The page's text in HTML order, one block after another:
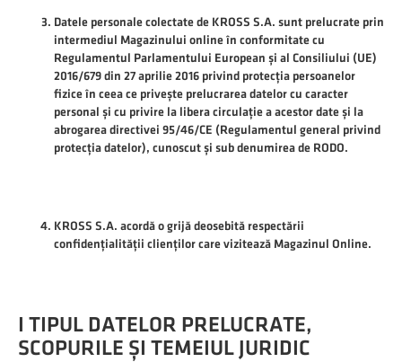
Datele personale colectate de KROSS S.A. sunt prelucrate prin
intermediul Magazinului online în conformitate cu
Regulamentul Parlamentului European și al Consiliului (UE)
2016/679 din 27 aprilie 2016 privind protecția persoanelor
fizice în ceea ce privește prelucrarea datelor cu caracter
personal și cu privire la libera circulație a acestor date și la
abrogarea directivei 95/46/CE (Regulamentul general privind
protecția datelor), cunoscut și sub denumirea de RODO.
KROSS S.A. acordă o grijă deosebită respectării
confidențialității clienților care vizitează Magazinul Online.
I TIPUL DATELOR PRELUCRATE,
SCOPURILE ȘI TEMEIUL JURIDIC